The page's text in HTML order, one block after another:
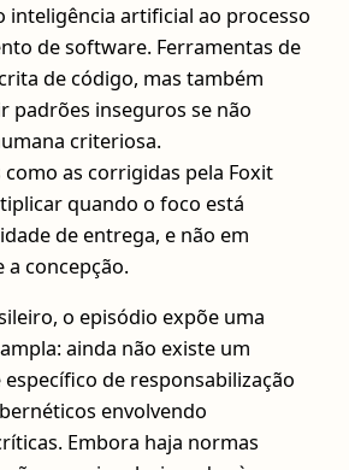
inteligência artificial ao processo
de software. Ferramentas de
de código, mas também
padrões inseguros se não
criteriosa.
as corrigidas pela Foxit
quando o foco está
de entrega, e não em
a concepção.
o episódio expõe uma
ainda não existe um
de responsabilização
envolvendo
Embora haja normas